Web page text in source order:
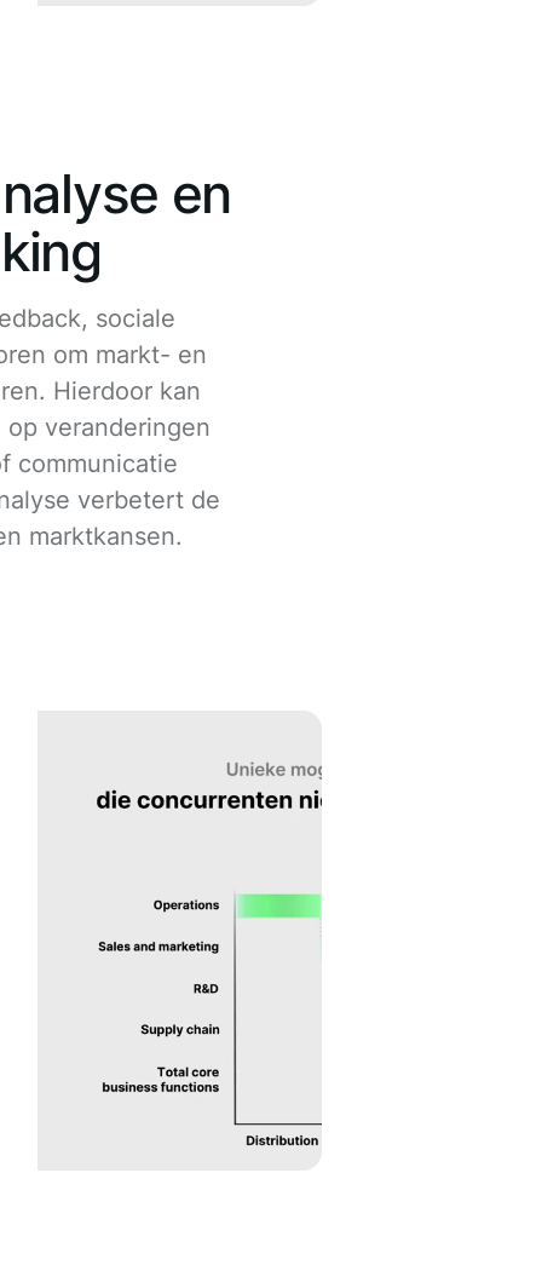
en
sociale
om markt- en
Hierdoor kan
op veranderingen
communicatie
verbetert de
marktkansen.